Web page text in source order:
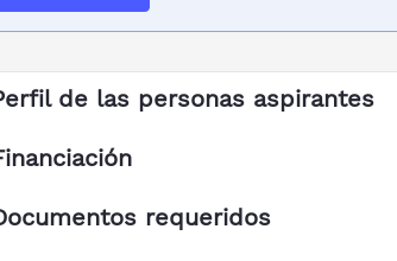
de las personas aspirantes
requeridos